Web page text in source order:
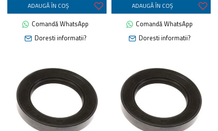
ADAUGĂ ÎN COŞ
Comandă WhatsApp
Doresti informatii?
ADAUGĂ ÎN COŞ
Comandă WhatsApp
Doresti informatii?